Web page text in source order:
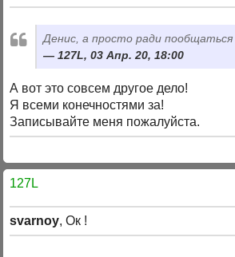
Денис, а просто ради пообщаться
127L, 03 Апр. 20, 18:00
А вот это совсем другое дело!
Я всеми конечностями за!
Записывайте меня пожалуйста.
127L
svarnoy, Ок !